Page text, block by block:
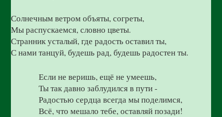
Солнечным ветром объяты, согреты,
Мы распускаемся, словно цветы.
Странник усталый, где радость оставил ты,
С нами танцуй, будешь рад, будешь радостен ты.
Если не веришь, ещё не умеешь,
Ты так давно заблудился в пути -
Радостью сердца всегда мы поделимся,
Всё, что мешало тебе, оставляй позади!